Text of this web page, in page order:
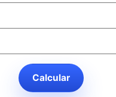
Calcular